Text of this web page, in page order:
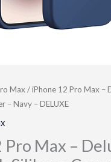
Max / iPhone 12 Pro Max –
– Navy – DELUXE
Pro Max –